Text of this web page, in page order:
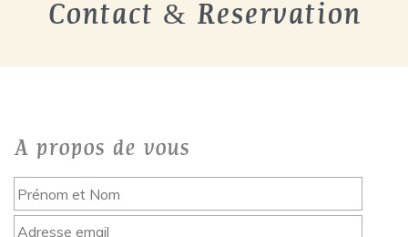
Contact & Reservation
A propos de vous